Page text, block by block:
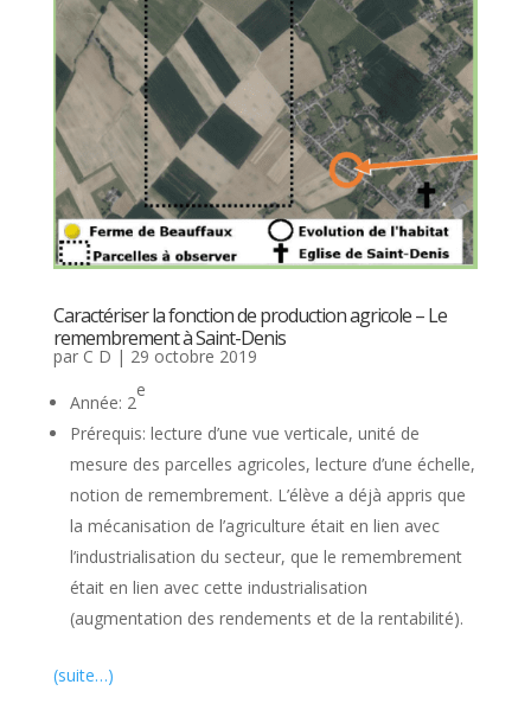
Caractériser la fonction de production agricole – Le
remembrement à Saint-Denis
par C D | 29 octobre 2019
Année: 2
e
Prérequis: lecture d’une vue verticale, unité de
mesure des parcelles agricoles, lecture d’une échelle,
notion de remembrement. L’élève a déjà appris que
la mécanisation de l’agriculture était en lien avec
l’industrialisation du secteur, que le remembrement
était en lien avec cette industrialisation
(augmentation des rendements et de la rentabilité).
(suite…)